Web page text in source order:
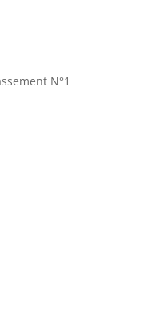
N°1